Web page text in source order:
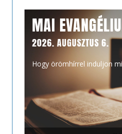
MAI
2026. AUGUSZTUS 6.
Hogy örömhírrel induljon